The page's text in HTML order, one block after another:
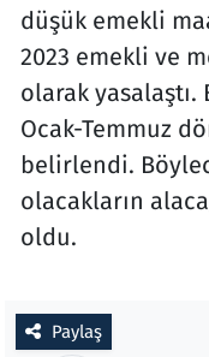
düşük emekli
2023 emekli ve
olarak yasalaştı.
Ocak-Temmuz
belirlendi.
olacakların
oldu.
Paylaş